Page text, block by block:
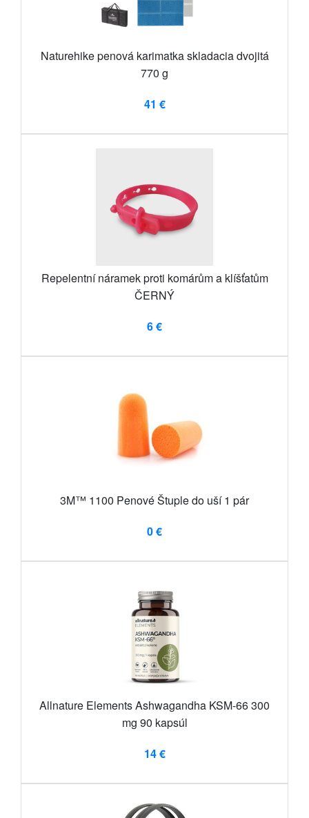
Naturehike penová karimatka skladacia dvojitá
770 g
41 €
Repelentní náramek proti komárům a klíšťatům
ČERNÝ
6 €
3M™ 1100 Penové Štuple do uší 1 pár
0 €
Allnature Elements Ashwagandha KSM-66 300
mg 90 kapsúl
14 €